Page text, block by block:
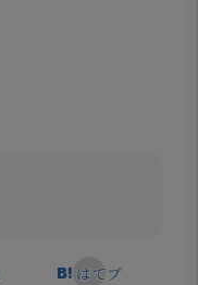
はてブ